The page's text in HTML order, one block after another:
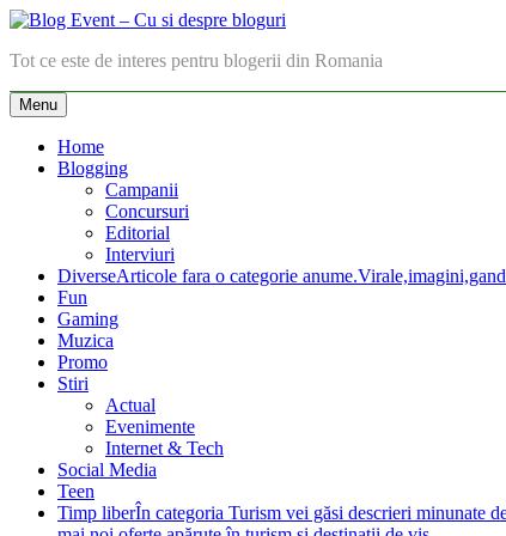
Skip
content
Blog Event – Cu si despre bloguri
Tot ce este de interes pentru blogerii din Romania
Menu
Home
Blogging
Campanii
Concursuri
Editorial
Interviuri
DiverseArticole fara o categorie
Fun
Gaming
Muzica
Promo
Stiri
Actual
Evenimente
Internet & Tech
Social Media
Teen
Timp liberÎn categoria Turism vei găsi descrieri minunate